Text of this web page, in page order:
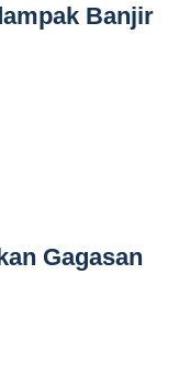
Banjir
Gagasan